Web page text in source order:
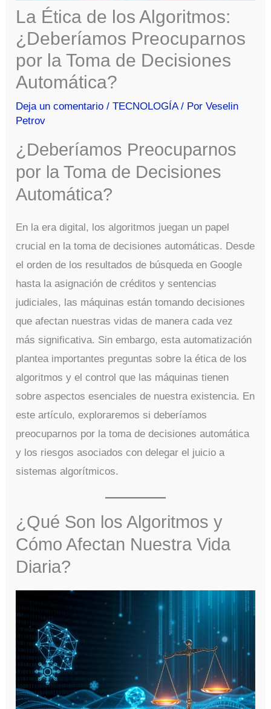
La Ética de los Algoritmos:
¿Deberíamos Preocuparnos
por la Toma de Decisiones
Automática?
Deja un comentario /TECNOLOGÍA/ PorVeselin
Petrov
¿Deberíamos Preocuparnos
por la Toma de Decisiones
Automática?
En la era digital, los algoritmos juegan un papel
crucial en la toma de decisiones automáticas. Desde
el orden de los resultados de búsqueda en Google
hasta la asignación de créditos y sentencias
judiciales, las máquinas están tomando decisiones
que afectan nuestras vidas de manera cada vez
más significativa. Sin embargo, esta automatización
plantea importantes preguntas sobre la ética de los
algoritmos y el control que las máquinas tienen
sobre aspectos esenciales de nuestra existencia. En
este artículo, exploraremos si deberíamos
preocuparnos por la toma de decisiones automática
y los riesgos asociados con delegar el juicio a
sistemas algorítmicos.
¿Qué Son los Algoritmos y
Cómo Afectan Nuestra Vida
Diaria?